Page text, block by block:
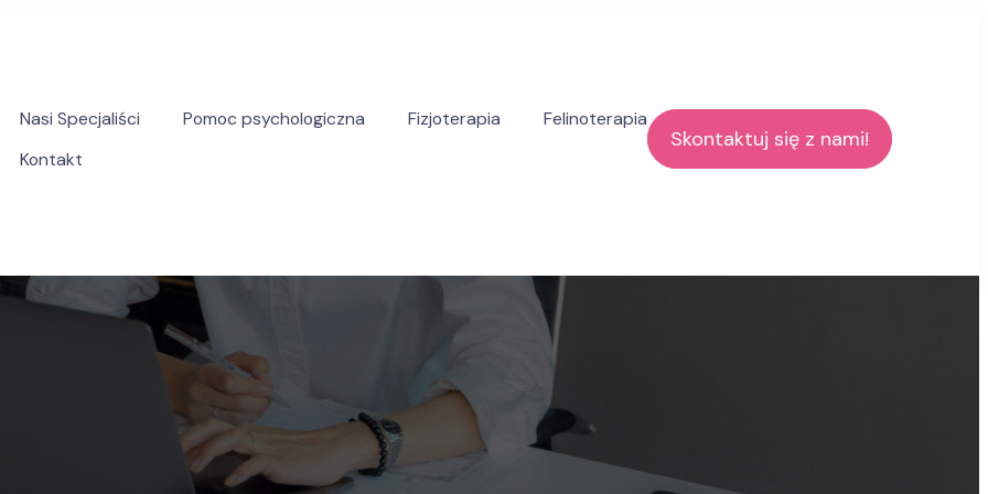
pomoc psychologiczna i psychoterapeutyczna
Nasi Specjaliści Pomoc psychologiczna Fizjoterapia
Felinoterapia
Kontakt
Skontaktuj się z nami!